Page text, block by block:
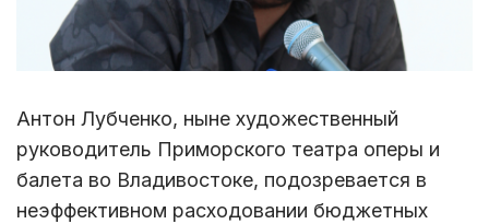
Антон Лубченко, ныне художественный
руководитель Приморского театра оперы и
балета во Владивостоке, подозревается в
неэффективном расходовании бюджетных